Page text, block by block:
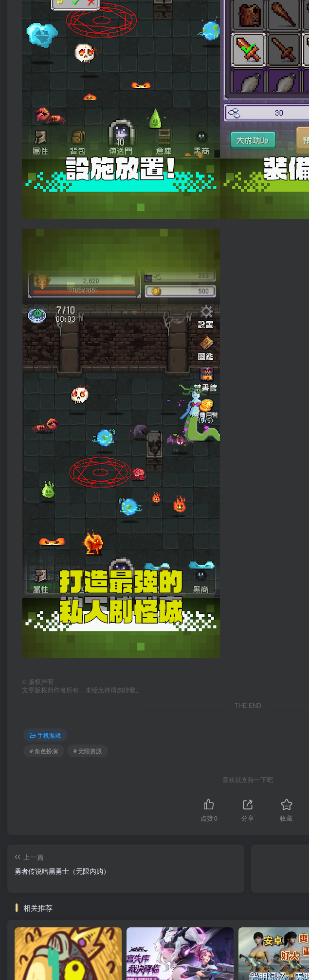
© 版权声明
文章版权归作者所有，未经允许请勿转载。
THE END
手机游戏
# 角色扮演
# 无限资源
喜欢就支持一下吧
点赞0 分享 收藏
上一篇
勇者传说暗黑勇士（无限内购）
相关推荐